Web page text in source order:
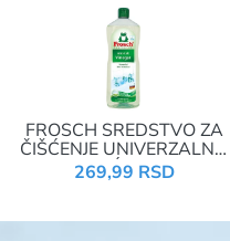
FROSCH SREDSTVO ZA
ČIŠĆENJE UNIVERZALNO
SA SIRĆETOM 1L
269,99 RSD